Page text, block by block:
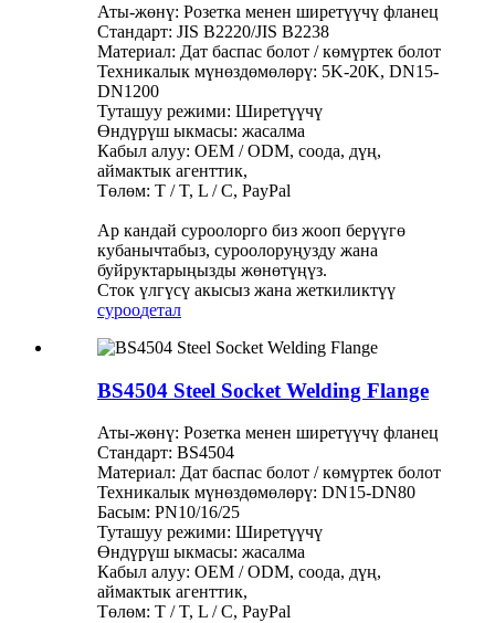
Аты-жөнү: Розетка менен ширетүүчү фланец
Стандарт: JIS B2220/JIS B2238
Материал: Дат баспас болот / көмүртек болот
Техникалык мүнөздөмөлөрү: 5K-20K, DN15-
DN1200
Туташуу режими: Ширетүүчү
Өндүрүш ыкмасы: жасалма
Кабыл алуу: OEM / ODM, соода, дүң,
аймактык агенттик,
Төлөм: T / T, L / C, PayPal
Ар кандай суроолорго биз жооп берүүгө
кубанычтабыз, суроолоруңузду жана
буйруктарыңызды жөнөтүңүз.
Сток үлгүсү акысыз жана жеткиликтүү
суроодетал
BS4504 Steel Socket Welding Flange
Аты-жөнү: Розетка менен ширетүүчү фланец
Стандарт: BS4504
Материал: Дат баспас болот / көмүртек болот
Техникалык мүнөздөмөлөрү: DN15-DN80
Басым: PN10/16/25
Туташуу режими: Ширетүүчү
Өндүрүш ыкмасы: жасалма
Кабыл алуу: OEM / ODM, соода, дүң,
аймактык агенттик,
Төлөм: T / T, L / C, PayPal